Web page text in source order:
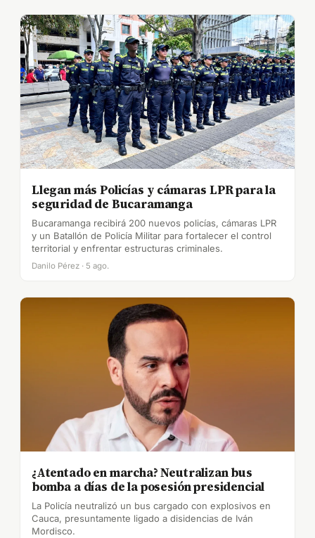
Llegan más Policías y cámaras LPR para la
seguridad de Bucaramanga
Bucaramanga recibirá 200 nuevos policías, cámaras LPR
y un Batallón de Policía Militar para fortalecer el control
territorial y enfrentar estructuras criminales.
Danilo Pérez · 5 ago.
¿Atentado en marcha? Neutralizan bus
bomba a días de la posesión presidencial
La Policía neutralizó un bus cargado con explosivos en
Cauca, presuntamente ligado a disidencias de Iván
Mordisco.